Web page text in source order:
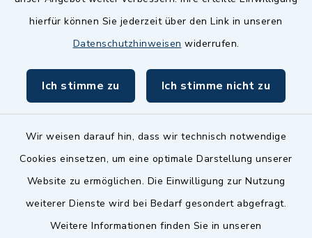
hierfür können Sie jederzeit über den Link in unseren
Datenschutzhinweisen widerrufen.
Ich stimme zu Ich stimme nicht zu
Wir weisen darauf hin, dass wir technisch notwendige
Cookies einsetzen, um eine optimale Darstellung unserer
Website zu ermöglichen. Die Einwilligung zur Nutzung
weiterer Dienste wird bei Bedarf gesondert abgefragt.
Weitere Informationen finden Sie in unseren
Dillenberggruppe
inixmedia GmbH
Barrierefreiheit